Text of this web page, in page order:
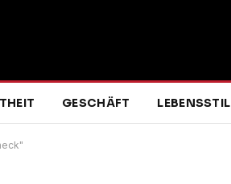
GESCHÄFT LEBENSSTIL